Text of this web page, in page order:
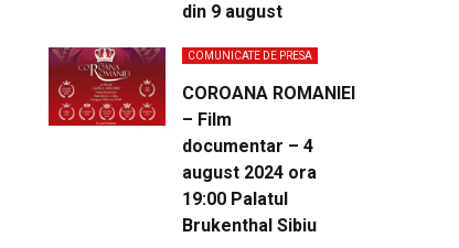
din 9 august
COMUNICATE DE PRESA
COROANA ROMANIEI
– Film
documentar – 4
august 2024 ora
19:00 Palatul
Brukenthal Sibiu